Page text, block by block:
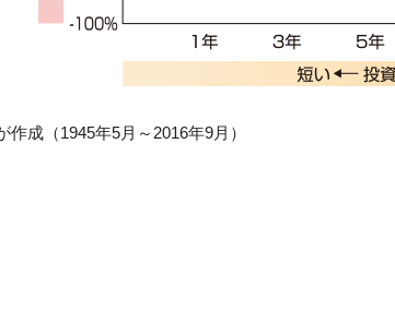
成（1945年5月～2016年9月）